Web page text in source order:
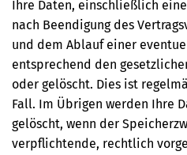
Ihre Daten, einschließlich
nach Beendigung des
und dem Ablauf einer
entsprechend den
oder gelöscht. Dies ist
Fall. Im Übrigen werden Ihre
gelöscht, wenn der
verpflichtende, rechtlich